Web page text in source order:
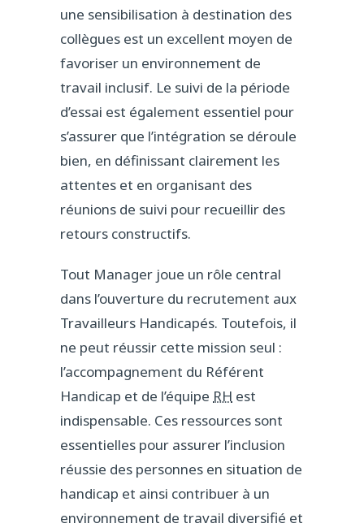
une sensibilisation à destination des
collègues est un excellent moyen de
favoriser un environnement de
travail inclusif. Le suivi de la période
d’essai est également essentiel pour
s’assurer que l’intégration se déroule
bien, en définissant clairement les
attentes et en organisant des
réunions de suivi pour recueillir des
retours constructifs.
Tout Manager joue un rôle central
dans l’ouverture du recrutement aux
Travailleurs Handicapés. Toutefois, il
ne peut réussir cette mission seul :
l’accompagnement du Référent
Handicap et de l’équipe RH est
indispensable. Ces ressources sont
essentielles pour assurer l’inclusion
réussie des personnes en situation de
handicap et ainsi contribuer à un
environnement de travail diversifié et